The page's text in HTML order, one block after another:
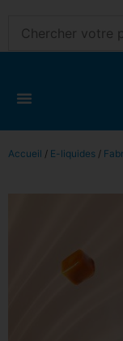
Accueil / E-liquides /